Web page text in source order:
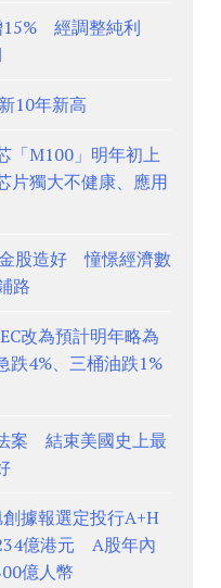
15% 經調整純利
10年新高
「M100」明年初上
獨大不健康、應用
股造好 憧憬經濟數
路
改為預計明年略為
跌4%、三桶油跌1%
案 結束美國史上最
據報選定投行A+H
億港元 A股年內
億人幣